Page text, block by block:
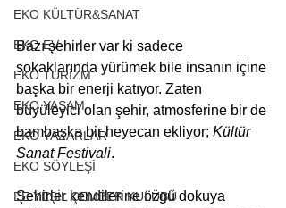
EKO KÜLTÜR&SANAT
EKO EV
EKO TURİZM
EKO YAŞAM
EKO YAZARLAR
EKO SÖYLEŞİ
EE YEŞİL ÇEMBER KULÜBÜ
Bazı şehirler var ki sadece
sokaklarında yürümek bile insanın içine
başka bir enerji katıyor. Zaten
büyüleyici olan şehir, atmosferine bir de
bambaşka bir heyecan ekliyor; Kültür
Sanat Festivali.
Şehirler kendilerine özgü dokuya